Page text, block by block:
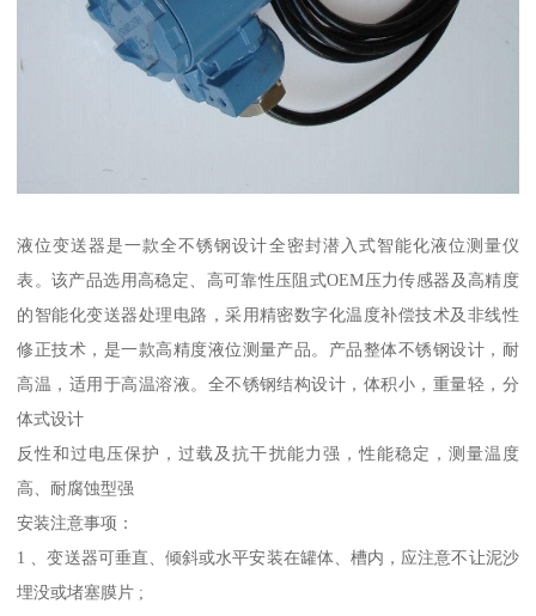
液位变送器是一款全不锈钢设计全密封潜入式智能化液位测量仪
表。该产品选用高稳定、高可靠性压阻式OEM压力传感器及高精度
的智能化变送器处理电路，采用精密数字化温度补偿技术及非线性
修正技术，是一款高精度液位测量产品。产品整体不锈钢设计，耐
高温，适用于高温溶液。全不锈钢结构设计，体积小，重量轻，分
体式设计
反性和过电压保护，过载及抗干扰能力强，性能稳定，测量温度
高、耐腐蚀型强
安装注意事项：
1 、变送器可垂直、倾斜或水平安装在罐体、槽内，应注意不让泥沙
埋没或堵塞膜片 ;